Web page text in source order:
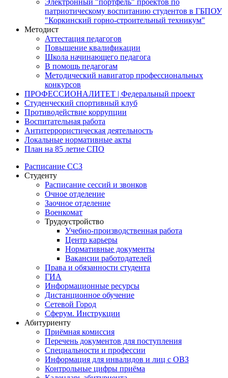
Электронный "портфель" проектов по
патриотическому воспитанию студентов в ГБПОУ
"Коркинский горно-строительный техникум"
Методист
Аттестация педагогов
Повышение квалификации
Школа начинающего педагога
В помощь педагогам
Методический навигатор профессиональных
конкурсов
ПРОФЕССИОНАЛИТЕТ | Федеральный проект
Студенческий спортивный клуб
Противодействие коррупции
Воспитательная работа
Антитеррористическая деятельность
Локальные нормативные акты
План на 85 летие СПО
Расписание ССЗ
Студенту
Расписание сессий и звонков
Очное отделение
Заочное отделение
Военкомат
Трудоустройство
Учебно-производственная работа
Центр карьеры
Нормативные документы
Вакансии работодателей
Права и обязанности студента
ГИА
Информационные ресурсы
Дистанционное обучение
Сетевой Город
Сферум. Инструкции
Абитуриенту
Приёмная комиссия
Перечень документов для поступления
Специальности и профессии
Информация для инвалидов и лиц с ОВЗ
Контрольные цифры приёма